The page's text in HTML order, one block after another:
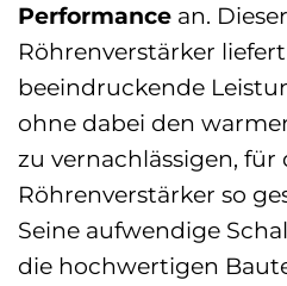
Performance an.
Röhrenverstärker
beeindruckende
ohne dabei den
zu vernachlässigen, für
Röhrenverstärker so
Seine aufwendige
die hochwertigen